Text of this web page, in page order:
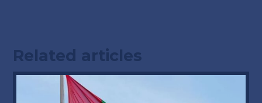
Related articles